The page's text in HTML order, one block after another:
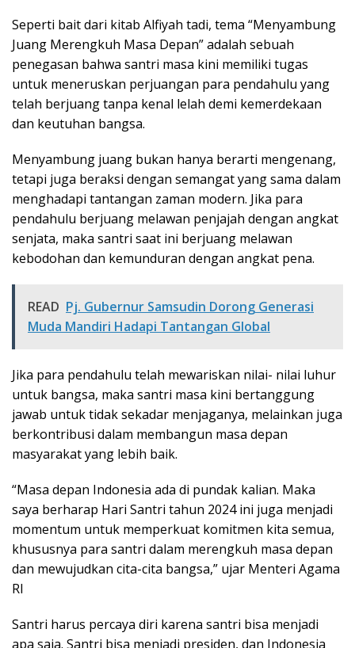
Seperti bait dari kitab Alfiyah tadi, tema “Menyambung
Juang Merengkuh Masa Depan” adalah sebuah
penegasan bahwa santri masa kini memiliki tugas
untuk meneruskan perjuangan para pendahulu yang
telah berjuang tanpa kenal lelah demi kemerdekaan
dan keutuhan bangsa.
Menyambung juang bukan hanya berarti mengenang,
tetapi juga beraksi dengan semangat yang sama dalam
menghadapi tantangan zaman modern. Jika para
pendahulu berjuang melawan penjajah dengan angkat
senjata, maka santri saat ini berjuang melawan
kebodohan dan kemunduran dengan angkat pena.
READ Pj. Gubernur Samsudin Dorong Generasi
Muda Mandiri Hadapi Tantangan Global
Jika para pendahulu telah mewariskan nilai- nilai luhur
untuk bangsa, maka santri masa kini bertanggung
jawab untuk tidak sekadar menjaganya, melainkan juga
berkontribusi dalam membangun masa depan
masyarakat yang lebih baik.
“Masa depan Indonesia ada di pundak kalian. Maka
saya berharap Hari Santri tahun 2024 ini juga menjadi
momentum untuk memperkuat komitmen kita semua,
khususnya para santri dalam merengkuh masa depan
dan mewujudkan cita-cita bangsa,” ujar Menteri Agama
RI
Santri harus percaya diri karena santri bisa menjadi
apa saja. Santri bisa menjadi presiden, dan Indonesia